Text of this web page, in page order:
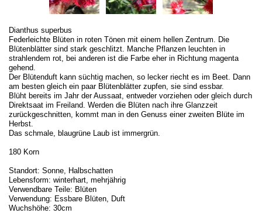
Dianthus superbus
Federleichte Blüten in roten Tönen mit einem hellen Zentrum. Die
Blütenblätter sind stark geschlitzt. Manche Pflanzen leuchten in
strahlendem rot, bei anderen ist die Farbe eher in Richtung magenta
gehend.
Der Blütenduft kann süchtig machen, so lecker riecht es im Beet. Dann
am besten gleich ein paar Blütenblätter zupfen, sie sind essbar.
Blüht bereits im Jahr der Aussaat, entweder vorziehen oder gleich durch
Direktsaat im Freiland. Werden die Blüten nach ihre Glanzzeit
zurückgeschnitten, kommt man in den Genuss einer zweiten Blüte im
Herbst.
Das schmale, blaugrüne Laub ist immergrün.
180 Korn
Standort: Sonne, Halbschatten
Lebensform: winterhart, mehrjährig
Verwendbare Teile: Blüten
Verwendung: Essbare Blüten, Duft
Wuchshöhe: 30cm